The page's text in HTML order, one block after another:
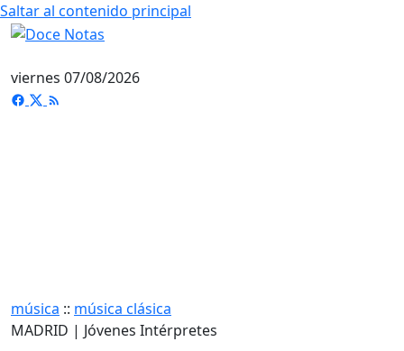
Saltar al contenido principal
viernes 07/08/2026
música :: música clásica
MADRID | Jóvenes Intérpretes